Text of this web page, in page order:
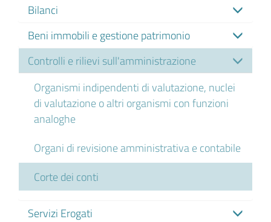
Bilanci
Beni immobili e gestione patrimonio
Controlli e rilievi sull'amministrazione
Organismi indipendenti di valutazione, nuclei
di valutazione o altri organismi con funzioni
analoghe
Organi di revisione amministrativa e contabile
Corte dei conti
Servizi Erogati